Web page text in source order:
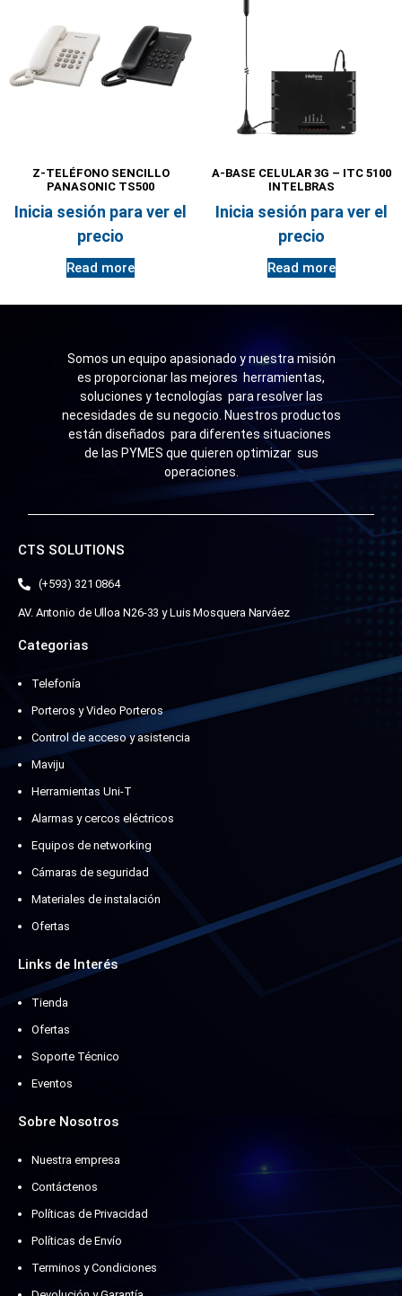
Z-TELÉFONO SENCILLO
PANASONIC TS500
Inicia sesión para ver el
precio
Read more
A-BASE CELULAR 3G – ITC 5100
INTELBRAS
Inicia sesión para ver el
precio
Read more
Somos un equipo apasionado y nuestra misión
es proporcionar las mejores herramientas,
soluciones y tecnologías para resolver las
necesidades de su negocio. Nuestros productos
están diseñados para diferentes situaciones
de las PYMES que quieren optimizar sus
operaciones.
CTS SOLUTIONS
(+593) 321 0864
AV. Antonio de Ulloa N26-33 y Luis Mosquera Narváez
Categorias
Telefonía
Porteros y Video Porteros
Control de acceso y asistencia
Maviju
Herramientas Uni-T
Alarmas y cercos eléctricos
Equipos de networking
Cámaras de seguridad
Materiales de instalación
Ofertas
Links de Interés
Tienda
Ofertas
Soporte Técnico
Eventos
Sobre Nosotros
Nuestra empresa
Contáctenos
Políticas de Privacidad
Políticas de Envío
Terminos y Condiciones